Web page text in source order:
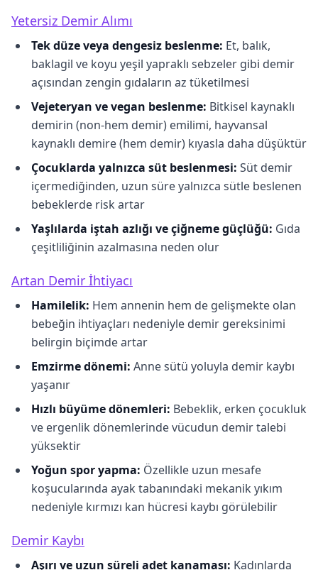
Yetersiz Demir Alımı
Tek düze veya dengesiz beslenme: Et, balık,
baklagil ve koyu yeşil yapraklı sebzeler gibi demir
açısından zengin gıdaların az tüketilmesi
Vejeteryan ve vegan beslenme: Bitkisel kaynaklı
demirin (non-hem demir) emilimi, hayvansal
kaynaklı demire (hem demir) kıyasla daha düşüktür
Çocuklarda yalnızca süt beslenmesi: Süt demir
içermediğinden, uzun süre yalnızca sütle beslenen
bebeklerde risk artar
Yaşlılarda iştah azlığı ve çiğneme güçlüğü: Gıda
çeşitliliğinin azalmasına neden olur
Artan Demir İhtiyacı
Hamilelik: Hem annenin hem de gelişmekte olan
bebeğin ihtiyaçları nedeniyle demir gereksinimi
belirgin biçimde artar
Emzirme dönemi: Anne sütü yoluyla demir kaybı
yaşanır
Hızlı büyüme dönemleri: Bebeklik, erken çocukluk
ve ergenlik dönemlerinde vücudun demir talebi
yüksektir
Yoğun spor yapma: Özellikle uzun mesafe
koşucularında ayak tabanındaki mekanik yıkım
nedeniyle kırmızı kan hücresi kaybı görülebilir
Demir Kaybı
Aşırı ve uzun süreli adet kanaması: Kadınlarda